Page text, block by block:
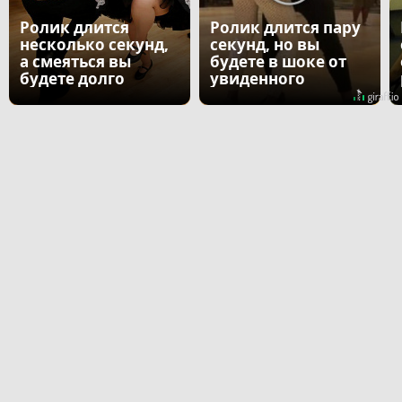
Ролик длится
несколько секунд,
а смеяться вы
будете долго
Ролик длится пару
секунд, но вы
будете в шоке от
увиденного